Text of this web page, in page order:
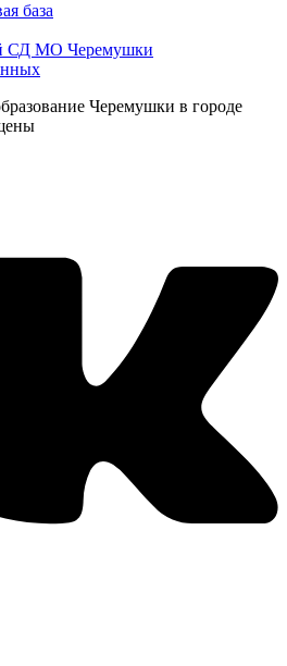
база
СД МО Черемушки
Черемушки в городе